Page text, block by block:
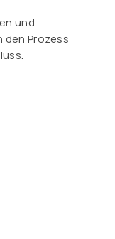
und
den Prozess